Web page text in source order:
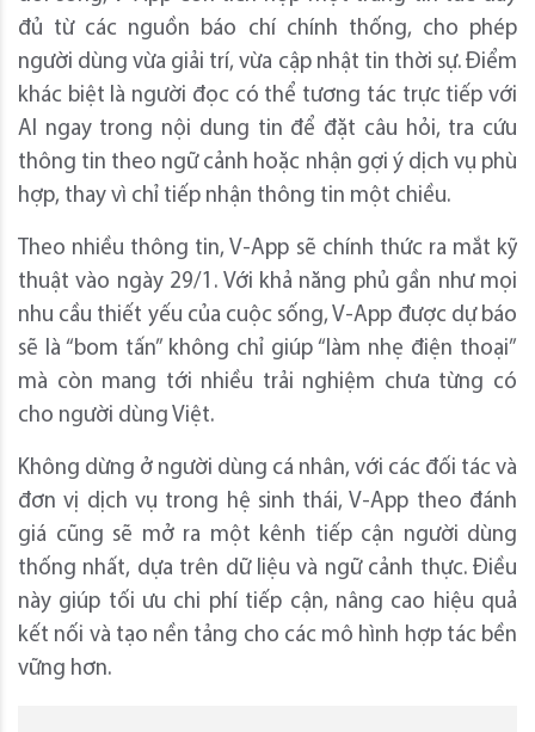
đủ từ các nguồn báo chí chính thống, cho phép
người dùng vừa giải trí, vừa cập nhật tin thời sự. Điểm
khác biệt là người đọc có thể tương tác trực tiếp với
AI ngay trong nội dung tin để đặt câu hỏi, tra cứu
thông tin theo ngữ cảnh hoặc nhận gợi ý dịch vụ phù
hợp, thay vì chỉ tiếp nhận thông tin một chiều.
Theo nhiều thông tin, V-App sẽ chính thức ra mắt kỹ
thuật vào ngày 29/1. Với khả năng phủ gần như mọi
nhu cầu thiết yếu của cuộc sống, V-App được dự báo
sẽ là “bom tấn” không chỉ giúp “làm nhẹ điện thoại”
mà còn mang tới nhiều trải nghiệm chưa từng có
cho người dùng Việt.
Không dừng ở người dùng cá nhân, với các đối tác và
đơn vị dịch vụ trong hệ sinh thái, V-App theo đánh
giá cũng sẽ mở ra một kênh tiếp cận người dùng
thống nhất, dựa trên dữ liệu và ngữ cảnh thực. Điều
này giúp tối ưu chi phí tiếp cận, nâng cao hiệu quả
kết nối và tạo nền tảng cho các mô hình hợp tác bền
vững hơn.